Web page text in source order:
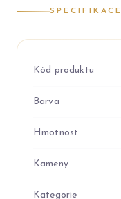
SPECIFIKACE
Kód produktu
Barva
Hmotnost
Kameny
Kategorie